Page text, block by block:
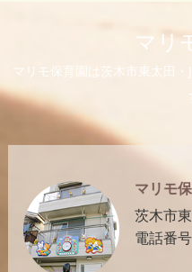
マリ
マリモ保育園は茨木市東太田
マリモ
茨木市
電話番